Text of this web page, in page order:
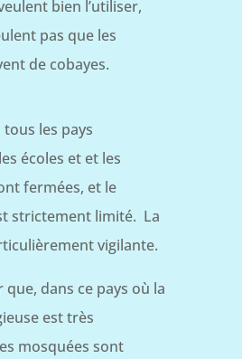
bien l’utiliser,
pas que les
de cobayes.
les pays
écoles et et les
fermées, et le
strictement limité. La
vigilante.
dans ce pays où la
est très
mosquées sont